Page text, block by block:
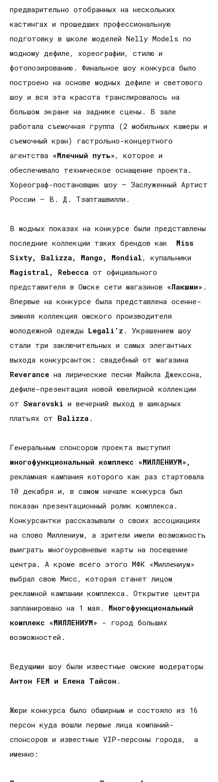
предварительно отобранных на нескольких
кастингах и прошедших профессиональную
подготовку в школе моделей Nelly Models по
модному дефиле, хореографии, стилю и
фотопозированию. Финальное шоу конкурса было
построено на основе модных дефиле и светового
шоу и вся эта красота транслировалось на
большом экране на заднике сцены. В зале
работала съемочная группа (2 мобильных камеры и
съемочный кран) гастрольно-концертного
агентства «Млечный путь», которое и
обеспечивало техническое оснащение проекта.
Хореограф-постановщик шоу – Заслуженный Артист
России – В. Д. Тзапташвилли.
В модных показах на конкурсе были представлены
последние коллекции таких брендов как Miss
Sixty, Balizza, Mango, Mondial, купальники
Magistral, Rebecca от официального
представителя в Омске сети магазинов «Лакшми» .
Впервые на конкурсе была представлена осенне-
зимняя коллекция омского производителя
молодежной одежды Legali’z . Украшением шоу
стали три заключительных и самых элегантных
выхода конкурсанток: свадебный от магазина
Reverance на лирические песни Майкла Джексона,
дефиле-презентация новой ювелирной коллекции
от Swarovski и вечерний выход в шикарных
платьях от Balizza .
Генеральным спонсором проекта выступил
многофункциональный комплекс «МИЛЛЕНИУМ»,
рекламная кампания которого как раз стартовала
10 декабря и, в самом начале конкурса был
показан презентационный ролик комплекса.
Конкурсантки рассказывали о своих ассоциациях
на слово Миллениум, а зрители имели возможность
выиграть многоуровневые карты на посещение
центра. А кроме всего этого МФК «Миллениум»
выбрал свою Мисс, которая станет лицом
рекламной кампании комплекса. Открытие центра
запланировано на 1 мая. Многофункциональный
комплекс «МИЛЛЕНИУМ» - город больших
возможностей.
Ведущими шоу были известные омские модераторы
Антон FEM и Елена Тайсон .
Жюри конкурса было обширным и состояло из 16
персон куда вошли первые лица компаний-
спонсоров и известные VIP-персоны города, а
именно: